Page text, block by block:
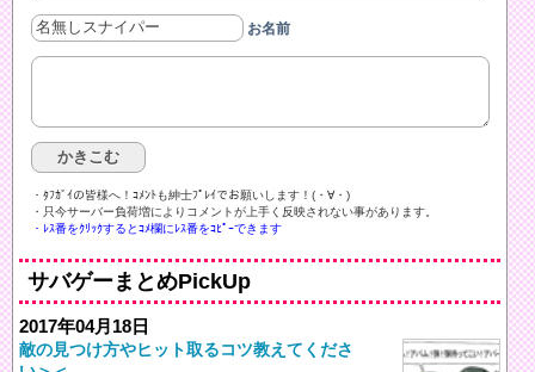
お名前
・ﾀﾌｶﾞｲの皆様へ！ｺﾒﾝﾄも紳士ﾌﾟﾚｲでお願いします！(・∀・)ゞ
・只今サーバー負荷増によりコメントが上手く反映されない事があります。
・ﾚｽ番をｸﾘｯｸするとｺﾒ欄にﾚｽ番をｺﾋﾟｰできます
サバゲーまとめPickUp
2017年04月18日
敵の見つけ方やヒット取るコツ教えてくださ